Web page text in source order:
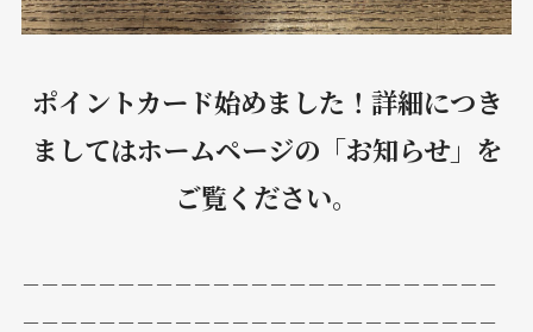
ポイントカード始めました！詳細につき
ましてはホームページの「お知らせ」を
ご覧ください。
－－－－－－－－－－－－－－－－－－－－－－－－－
－－－－－－－－－－－－－－－－－－－－－－－－－